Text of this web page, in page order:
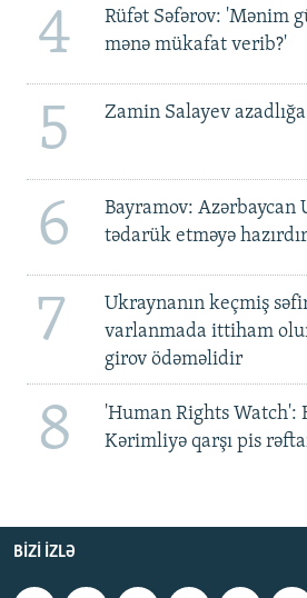
4
Rüfət Səfərov: 'Mənim
mənə mükafat verib?'
5 Zamin Salayev azadlığa
6
Bayramov: Azərbaycan
tədarük etməyə hazırdır
7
Ukraynanın keçmiş
varlanmada ittiham
girov ödəməlidir
8
'Human Rights
Kərimliyə qarşı pis
BIZI IZLƏ